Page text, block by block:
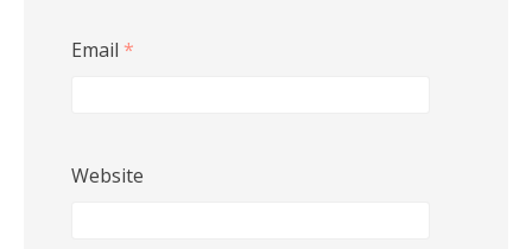
Email *
Website